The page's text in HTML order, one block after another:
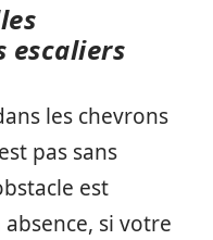
escaliers
les chevrons
pas sans
est
absence, si votre